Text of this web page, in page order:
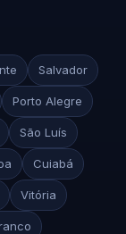
Salvador
Porto Alegre
São Luís
Cuiabá
Vitória